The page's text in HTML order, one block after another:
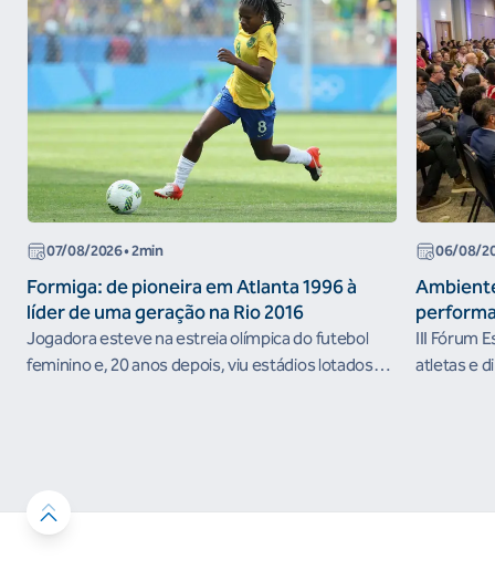
07/08/2026• 2min
Formiga: de pioneira em Atlanta 1996 à
líder de uma geração na Rio 2016
Jogadora esteve na estreia olímpica do futebol
feminino e, 20 anos depois, viu estádios lotados
06/08/
III Fórum
atletas e